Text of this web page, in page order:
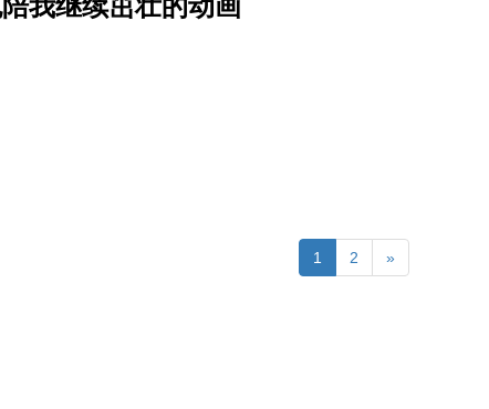
我继续茁壮的动画
1 2 »